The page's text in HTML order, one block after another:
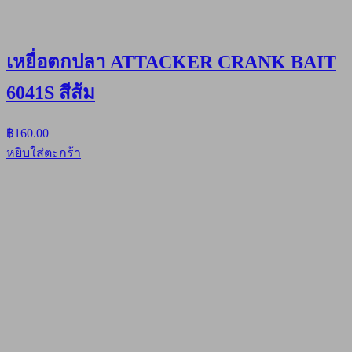
เหยื่อตกปลา ATTACKER CRANK BAIT
6041S สีส้ม
฿160.00
หยิบใส่ตะกร้า